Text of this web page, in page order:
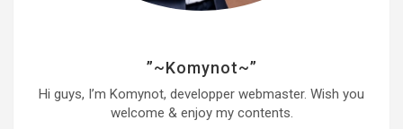
”~Komynot~”
Hi guys, I’m Komynot, developper webmaster. Wish you
welcome & enjoy my contents.